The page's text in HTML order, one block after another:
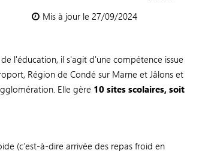
Mis à jour le 27/09/2024
l'éducation, il s'agit d'une compétence issue
Région de Condé sur Marne et Jâlons et
Elle gère 10 sites scolaires, soit
(c’est-à-dire arrivée des repas froid en